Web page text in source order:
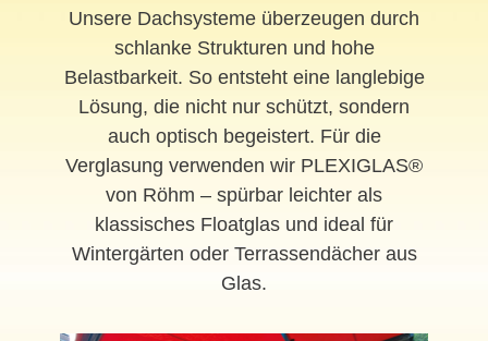
Unsere Dachsysteme überzeugen durch
schlanke Strukturen und hohe
Belastbarkeit. So entsteht eine langlebige
Lösung, die nicht nur schützt, sondern
auch optisch begeistert. Für die
Verglasung verwenden wir PLEXIGLAS®
von Röhm – spürbar leichter als
klassisches Floatglas und ideal für
Wintergärten oder Terrassendächer aus
Glas.